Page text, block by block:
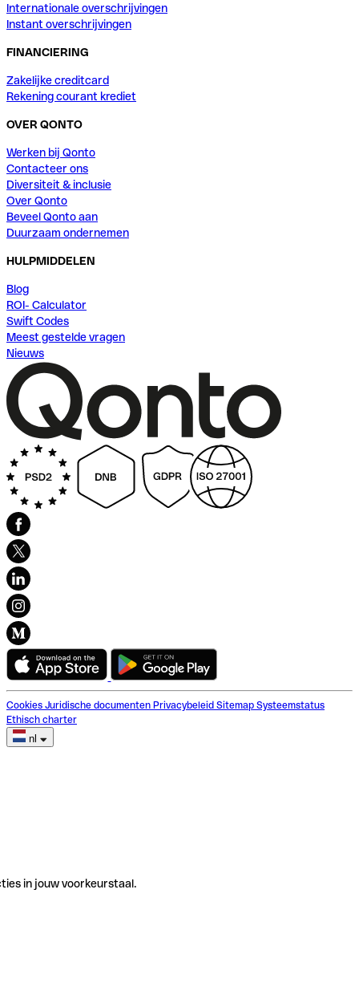
Internationale overschrijvingen
Instant overschrijvingen
FINANCIERING
Zakelijke creditcard
Rekening courant krediet
OVER QONTO
Werken bij Qonto
Contacteer ons
Diversiteit & inclusie
Over Qonto
Beveel Qonto aan
Duurzaam ondernemen
HULPMIDDELEN
Blog
ROI- Calculator
Swift Codes
Meest gestelde vragen
Nieuws
Cookies Juridische documenten Privacybeleid Sitemap Systeemstatus
Ethisch charter
nl
in jouw voorkeurstaal.